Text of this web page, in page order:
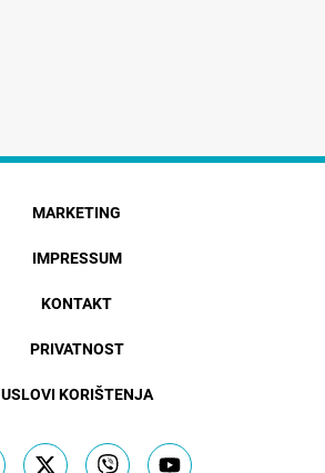
MARKETING
IMPRESSUM
KONTAKT
PRIVATNOST
USLOVI KORIŠTENJA